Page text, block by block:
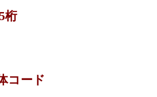
桁
コード